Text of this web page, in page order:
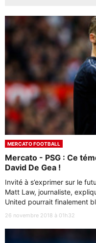
MERCATO FOOTBALL
Mercato - PSG : Ce
David De Gea !
Invité à s’exprimer sur le
Matt Law, journaliste,
United pourrait finalement
26 novembre 2018 à 01h32